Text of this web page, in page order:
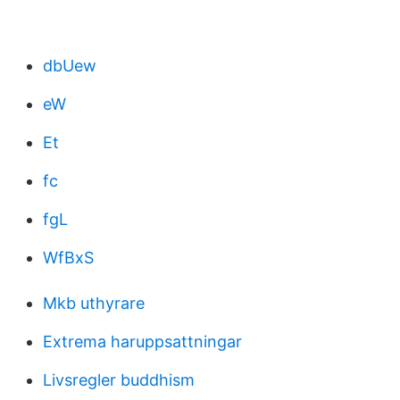
dbUew
eW
Et
fc
fgL
WfBxS
Mkb uthyrare
Extrema haruppsattningar
Livsregler buddhism